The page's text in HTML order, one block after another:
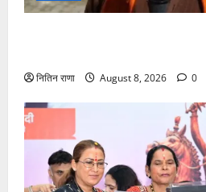
नितिन राणा August 8, 2026 0